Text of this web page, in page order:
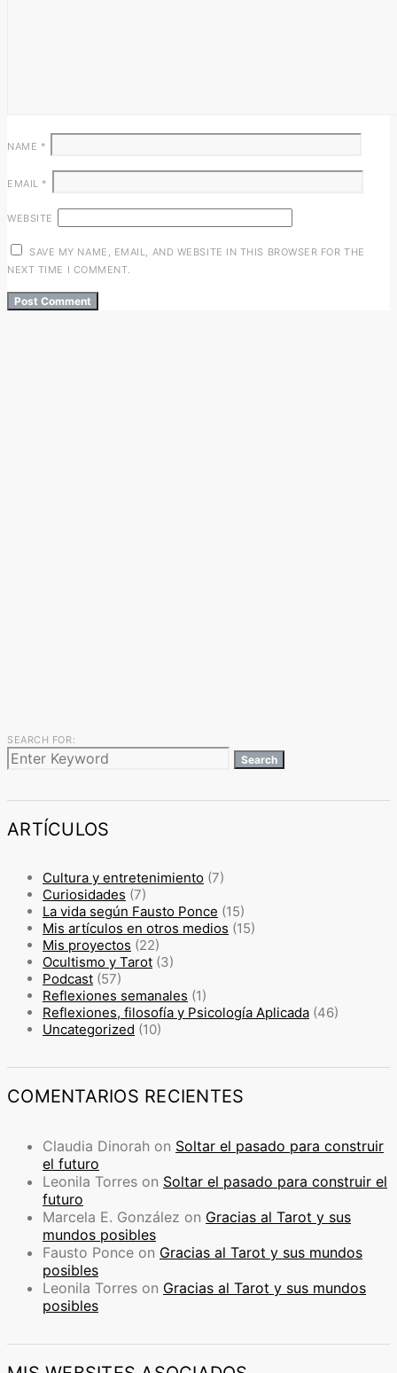
NAME *
EMAIL *
WEBSITE
SAVE MY NAME, EMAIL, AND WEBSITE IN THIS BROWSER FOR THE
NEXT TIME I COMMENT.
SEARCH FOR:
Search
ARTÍCULOS
Cultura y entretenimiento (7)
Curiosidades (7)
La vida según Fausto Ponce (15)
Mis artículos en otros medios (15)
Mis proyectos (22)
Ocultismo y Tarot (3)
Podcast (57)
Reflexiones semanales (1)
Reflexiones, filosofía y Psicología Aplicada (46)
Uncategorized (10)
COMENTARIOS RECIENTES
Claudia Dinorah on Soltar el pasado para construir
el futuro
Leonila Torres on Soltar el pasado para construir el
futuro
Marcela E. González on Gracias al Tarot y sus
mundos posibles
Fausto Ponce on Gracias al Tarot y sus mundos
posibles
Leonila Torres on Gracias al Tarot y sus mundos
posibles